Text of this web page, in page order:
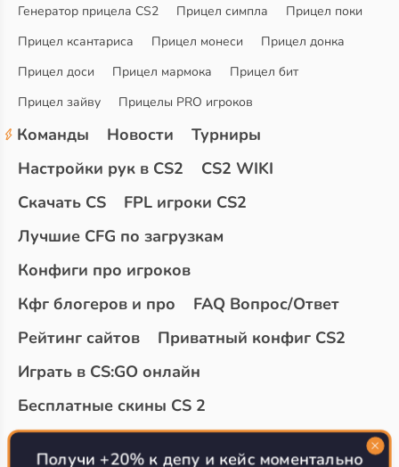
Генератор прицела CS2
Прицел симпла
Прицел поки
Прицел ксантариса
Прицел монеси
Прицел донка
Прицел доси
Прицел мармока
Прицел бит
Прицел зайву
Прицелы PRO игроков
Команды Новости
Турниры
Настройки рук в CS2
CS2 WIKI
Скачать CS
FPL игроки CS2
Лучшие CFG по загрузкам
Конфиги про игроков
Кфг блогеров и про
FAQ Вопрос/Ответ
Рейтинг сайтов
Приватный конфиг CS2
Играть в CS:GO онлайн
Бесплатные скины CS 2
Топ сайтов с халявой КС 2
О проекте
Получи +20% к депу и кейс моментально